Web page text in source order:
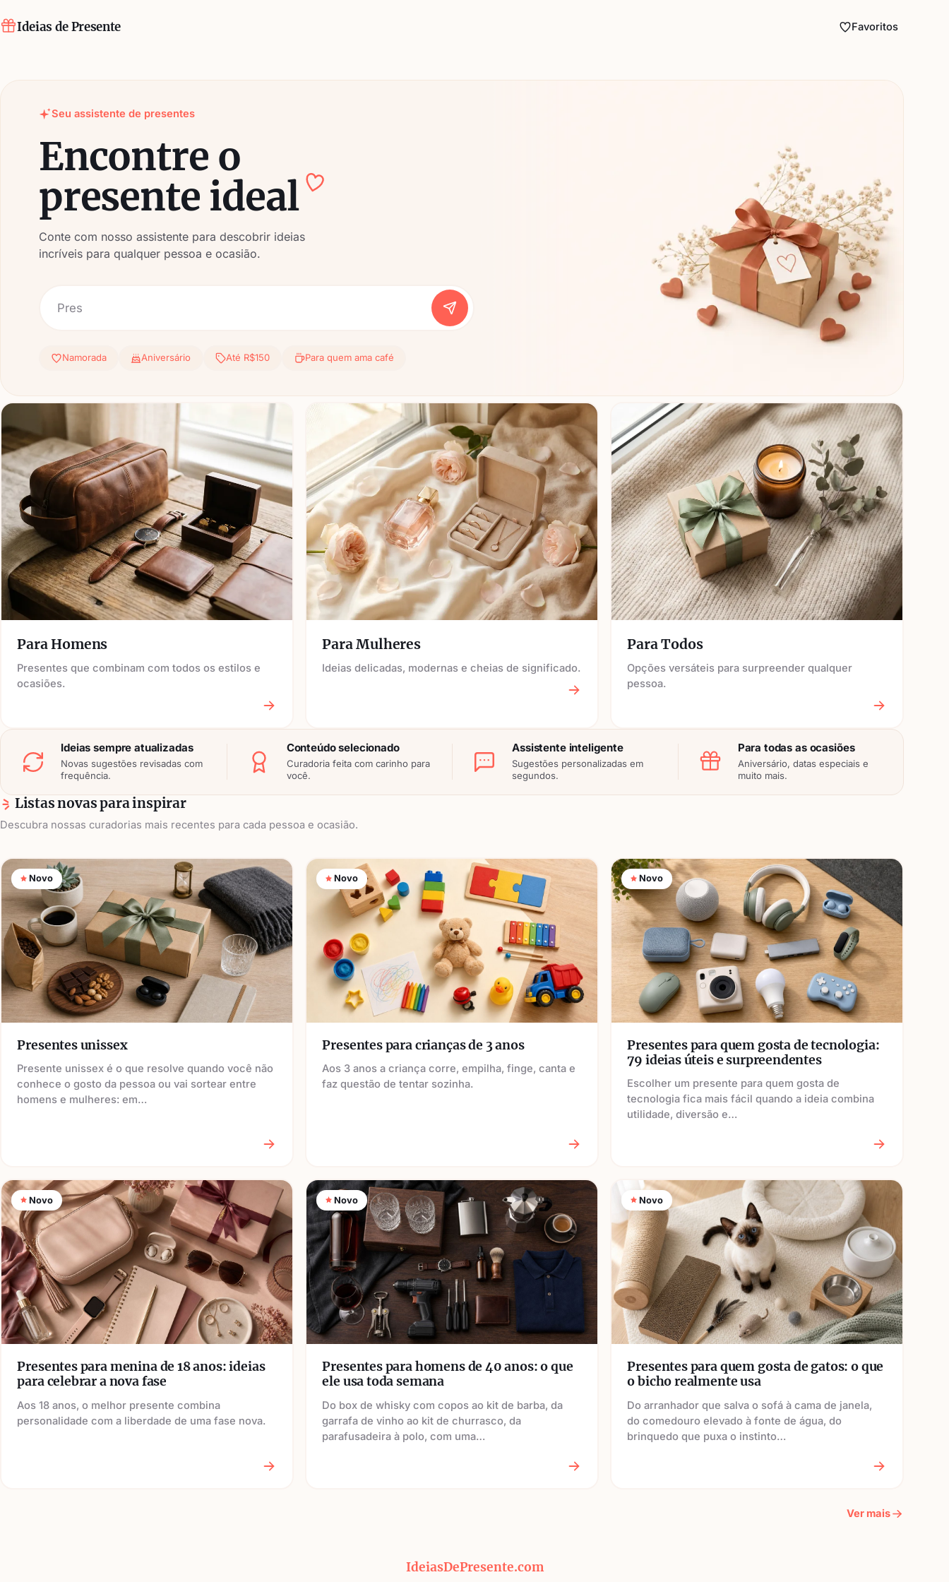
Ideias de Presente Favoritos
Seu assistente de presentes
Encontre o
presente ideal
Conte com nosso assistente para descobrir ideias
incríveis para qualquer pessoa e ocasião.
Namorada Aniversário Até R$150 Para quem ama café
Para Homens
Presentes que combinam com todos os estilos e
ocasiões.
Para Mulheres
Ideias delicadas, modernas e cheias de significado.
Para Todos
Opções versáteis para surpreender qualquer
pessoa.
Ideias sempre atualizadas
Novas sugestões revisadas com
frequência.
Conteúdo selecionado
Curadoria feita com carinho para
você.
Assistente inteligente
Sugestões personalizadas em
segundos.
Para todas as ocasiões
Aniversário, datas especiais e
muito mais.
Listas novas para inspirar
Descubra nossas curadorias mais recentes para cada pessoa e ocasião.
Novo
Presentes unissex
Presente unissex é o que resolve quando você não
conhece o gosto da pessoa ou vai sortear entre
homens e mulheres: em…
Novo
Presentes para crianças de 3 anos
Aos 3 anos a criança corre, empilha, finge, canta e
faz questão de tentar sozinha.
Novo
Presentes para quem gosta de tecnologia:
79 ideias úteis e surpreendentes
Escolher um presente para quem gosta de
tecnologia fica mais fácil quando a ideia combina
utilidade, diversão e…
Novo
Presentes para menina de 18 anos: ideias
para celebrar a nova fase
Aos 18 anos, o melhor presente combina
personalidade com a liberdade de uma fase nova.
Novo
Presentes para homens de 40 anos: o que
ele usa toda semana
Do box de whisky com copos ao kit de barba, da
garrafa de vinho ao kit de churrasco, da
parafusadeira à polo, com uma…
Novo
Presentes para quem gosta de gatos: o que
o bicho realmente usa
Do arranhador que salva o sofá à cama de janela,
do comedouro elevado à fonte de água, do
brinquedo que puxa o instinto…
Ver mais
IdeiasDePresente.com